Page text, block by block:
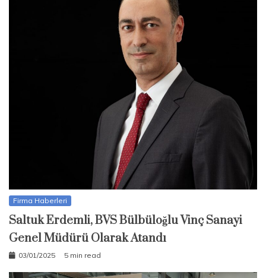
Firma Haberleri
Saltuk Erdemli, BVS Bülbüloğlu Vinç Sanayi
Genel Müdürü Olarak Atandı
03/01/2025 5 min read